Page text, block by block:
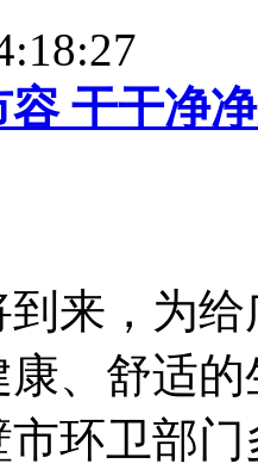
干干净
到来，为
、舒适
市环卫部